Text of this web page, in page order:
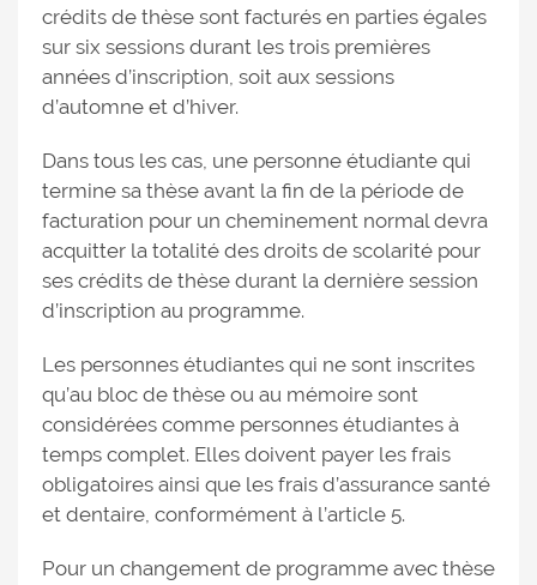
crédits de thèse sont facturés en parties égales
sur six sessions durant les trois premières
années d’inscription, soit aux sessions
d’automne et d’hiver.
Dans tous les cas, une personne étudiante qui
termine sa thèse avant la fin de la période de
facturation pour un cheminement normal devra
acquitter la totalité des droits de scolarité pour
ses crédits de thèse durant la dernière session
d’inscription au programme.
Les personnes étudiantes qui ne sont inscrites
qu’au bloc de thèse ou au mémoire sont
considérées comme personnes étudiantes à
temps complet. Elles doivent payer les frais
obligatoires ainsi que les frais d’assurance santé
et dentaire, conformément à l’article 5.
Pour un changement de programme avec thèse